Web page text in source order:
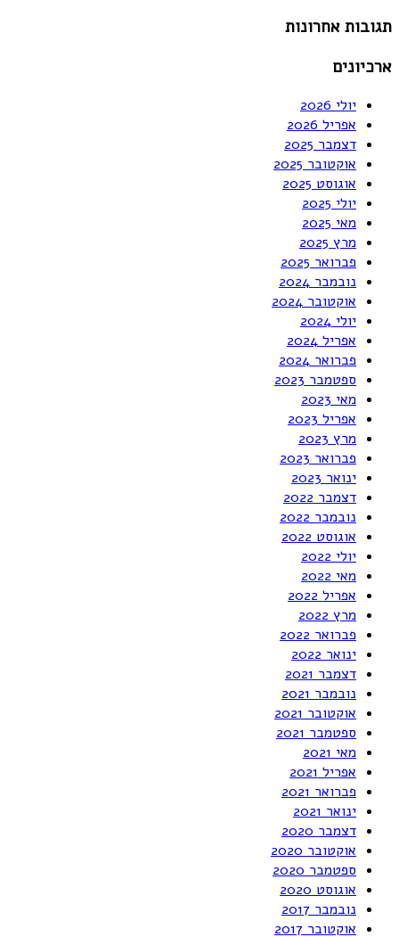
תגובות אחרונות
ארכיונים
יולי 2026
אפריל 2026
דצמבר 2025
אוקטובר 2025
אוגוסט 2025
יולי 2025
מאי 2025
מרץ 2025
פברואר 2025
נובמבר 2024
אוקטובר 2024
יולי 2024
אפריל 2024
פברואר 2024
ספטמבר 2023
מאי 2023
אפריל 2023
מרץ 2023
פברואר 2023
ינואר 2023
דצמבר 2022
נובמבר 2022
אוגוסט 2022
יולי 2022
מאי 2022
אפריל 2022
מרץ 2022
פברואר 2022
ינואר 2022
דצמבר 2021
נובמבר 2021
אוקטובר 2021
ספטמבר 2021
מאי 2021
אפריל 2021
פברואר 2021
ינואר 2021
דצמבר 2020
אוקטובר 2020
ספטמבר 2020
אוגוסט 2020
נובמבר 2017
אוקטובר 2017